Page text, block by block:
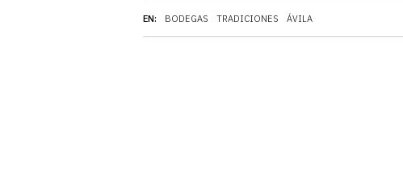
EN: BODEGAS TRADICIONES ÁVILA